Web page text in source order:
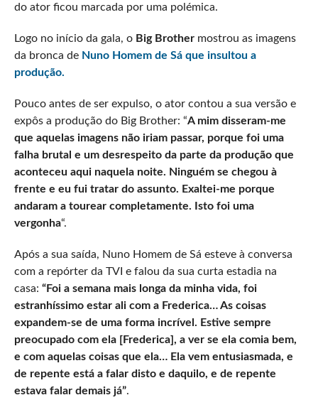
do ator ficou marcada por uma polémica.
Logo no início da gala, oBig Brothermostrou as imagens
da bronca de Nuno Homem de Sá que insultou a
produção.
Pouco antes de ser expulso, o ator contou a sua versão e
expôs a produção do Big Brother: “A mim disseram-me
que aquelas imagens não iriam passar, porque foi uma
falha brutal e um desrespeito da parte da produção que
aconteceu aqui naquela noite. Ninguém se chegou à
frente e eu fui tratar do assunto. Exaltei-me porque
andaram a tourear completamente. Isto foi uma
vergonha“.
Após a sua saída, Nuno Homem de Sá esteve à conversa
com a repórter da TVI e falou da sua curta estadia na
casa: “Foi a semana mais longa da minha vida, foi
estranhíssimo estar ali com a Frederica… As coisas
expandem-se de uma forma incrível. Estive sempre
preocupado com ela [Frederica], a ver se ela comia bem,
e com aquelas coisas que ela… Ela vem entusiasmada, e
de repente está a falar disto e daquilo, e de repente
estava falar demais já”.